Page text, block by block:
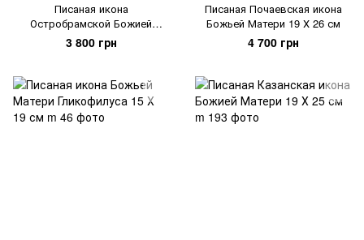
Писаная икона
Остробрамской Божией
Матери 16,5 Х 22,5 см
3 800 грн
Писаная Почаевская икона
Божьей Матери 19 Х 26 см
4 700 грн